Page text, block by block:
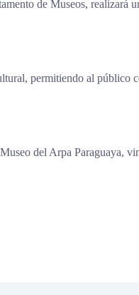
de Museos, realizará
permitiendo al público
del Arpa Paraguaya,